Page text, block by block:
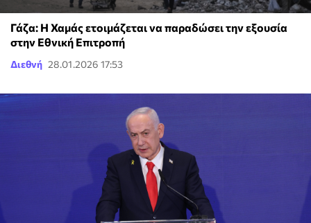
Γάζα: Η Χαμάς ετοιμάζεται να παραδώσει την εξουσία
στην Εθνική Επιτροπή
Διεθνή 28.01.2026 17:53